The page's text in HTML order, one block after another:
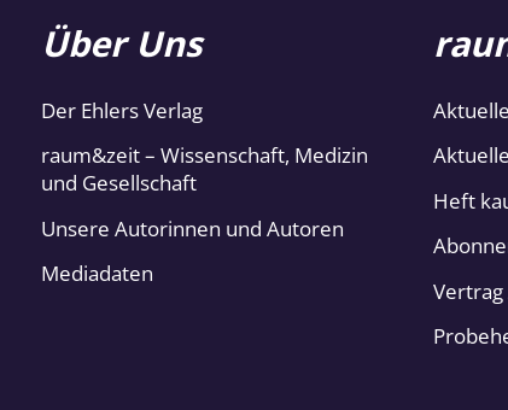
Über Uns
Der Ehlers Verlag
raum&zeit – Wissenschaft, Medizin
und Gesellschaft
Unsere Autorinnen und Autoren
Mediadaten
Heft